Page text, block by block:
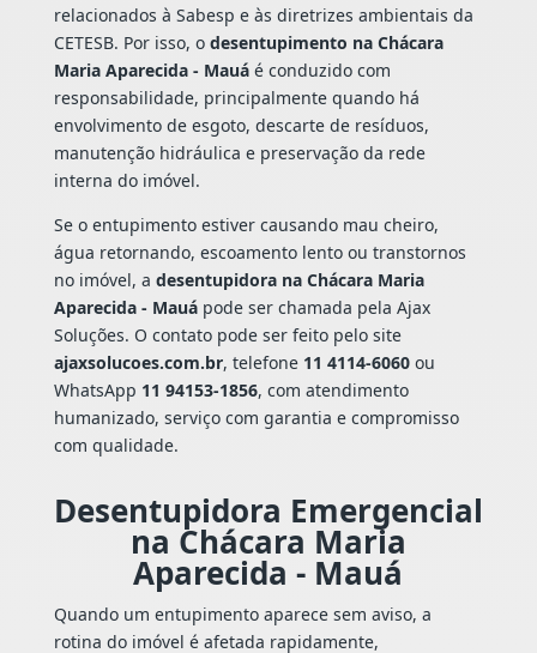
relacionados à Sabesp e às diretrizes ambientais da
CETESB. Por isso, o desentupimento na Chácara
Maria Aparecida - Mauáé conduzido com
responsabilidade, principalmente quando há
envolvimento de esgoto, descarte de resíduos,
manutenção hidráulica e preservação da rede
interna do imóvel.
Se o entupimento estiver causando mau cheiro,
água retornando, escoamento lento ou transtornos
no imóvel, a desentupidora na Chácara Maria
Aparecida - Mauápode ser chamada pela Ajax
Soluções. O contato pode ser feito pelo site
ajaxsolucoes.com.br, telefone 11 4114-6060ou
WhatsApp 11 94153-1856, com atendimento
humanizado, serviço com garantia e compromisso
com qualidade.
Desentupidora Emergencial
na Chácara Maria
Aparecida - Mauá
Quando um entupimento aparece sem aviso, a
rotina do imóvel é afetada rapidamente,